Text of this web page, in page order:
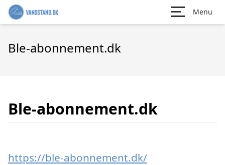
Menu
Ble-abonnement.dk
Ble-abonnement.dk
https://ble-abonnement.dk/